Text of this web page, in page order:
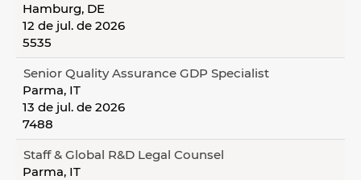
Hamburg, DE
12 de jul. de 2026
5535
Senior Quality Assurance GDP Specialist
Parma, IT
13 de jul. de 2026
7488
Staff & Global R&D Legal Counsel
Parma, IT